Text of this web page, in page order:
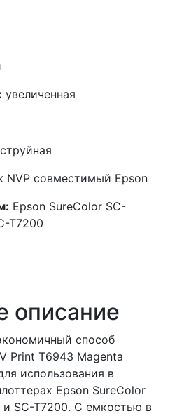
увеличенная
струйная
NVP совместимый Epson
Epson SureColor SC-
T7200
описание
способ
Print T6943 Magenta
использования в
Epson SureColor
и SC-T7200. С емкостью в